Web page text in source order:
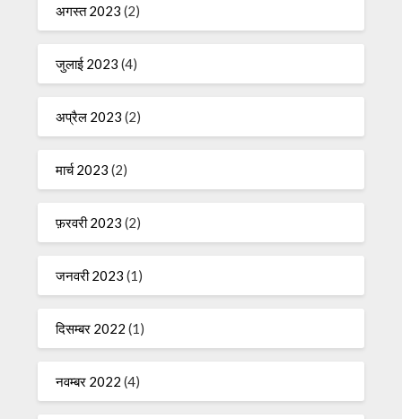
अगस्त 2023 (2)
जुलाई 2023 (4)
अप्रैल 2023 (2)
मार्च 2023 (2)
फ़रवरी 2023 (2)
जनवरी 2023 (1)
दिसम्बर 2022 (1)
नवम्बर 2022 (4)